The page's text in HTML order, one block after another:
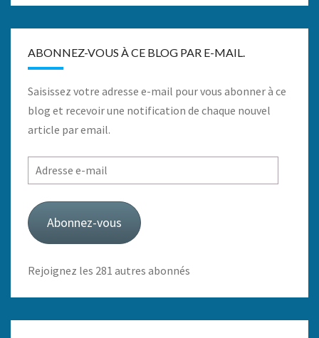
ABONNEZ-VOUS À CE BLOG PAR E-MAIL.
Saisissez votre adresse e-mail pour vous abonner à ce
blog et recevoir une notification de chaque nouvel
article par email.
Adresse
e-
mail
Abonnez-vous
Rejoignez les 281 autres abonnés